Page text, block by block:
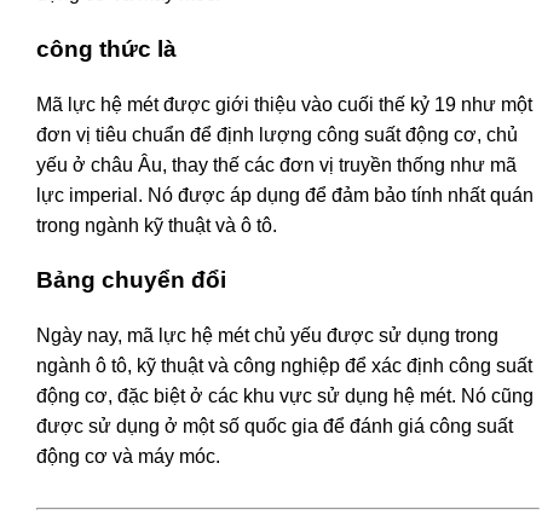
công thức là
Mã lực hệ mét được giới thiệu vào cuối thế kỷ 19 như một
đơn vị tiêu chuẩn để định lượng công suất động cơ, chủ
yếu ở châu Âu, thay thế các đơn vị truyền thống như mã
lực imperial. Nó được áp dụng để đảm bảo tính nhất quán
trong ngành kỹ thuật và ô tô.
Bảng chuyển đổi
Ngày nay, mã lực hệ mét chủ yếu được sử dụng trong
ngành ô tô, kỹ thuật và công nghiệp để xác định công suất
động cơ, đặc biệt ở các khu vực sử dụng hệ mét. Nó cũng
được sử dụng ở một số quốc gia để đánh giá công suất
động cơ và máy móc.